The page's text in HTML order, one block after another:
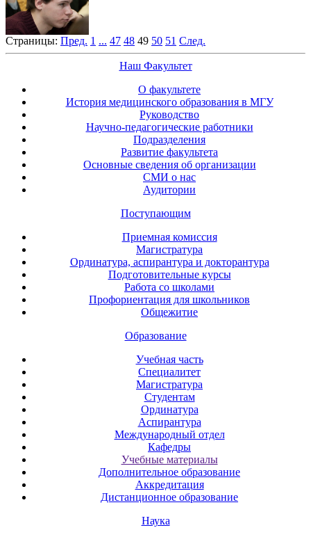
Страницы: Пред. 1 ... 47 48 49 50 51 След.
Наш Факультет
О факультете
История медицинского образования в МГУ
Руководство
Научно-педагогические работники
Подразделения
Развитие факультета
Основные сведения об организации
СМИ о нас
Аудитории
Поступающим
Приемная комиссия
Магистратура
Ординатура, аспирантура и докторантура
Подготовительные курсы
Работа со школами
Профориентация для школьников
Общежитие
Образование
Учебная часть
Специалитет
Магистратура
Студентам
Ординатура
Аспирантура
Международный отдел
Кафедры
Учебные материалы
Дополнительное образование
Аккредитация
Дистанционное образование
Наука